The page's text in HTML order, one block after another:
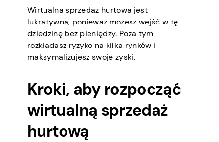
Wirtualna sprzedaż hurtowa jest
lukratywna, ponieważ możesz wejść w tę
dziedzinę bez pieniędzy. Poza tym
rozkładasz ryzyko na kilka rynków i
maksymalizujesz swoje zyski.
Kroki, aby rozpocząć
wirtualną sprzedaż
hurtową